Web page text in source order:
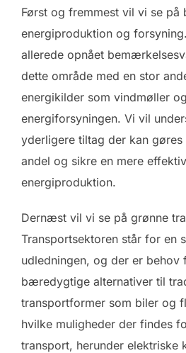
Først og fremmest vil vi se
energiproduktion og
allerede opnået
dette område med en stor
energikilder som vindmøller
energiforsyningen. Vi vil
yderligere tiltag der kan
andel og sikre en mere
energiproduktion.
Dernæst vil vi se på grønne
Transportsektoren står for en
udledningen, og der er behov
bæredygtige alternativer til
transportformer som biler og
hvilke muligheder der findes
transport, herunder elektriske